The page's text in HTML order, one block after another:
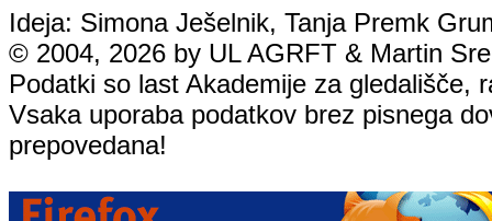
Ideja: Simona Ješelnik, Tanja Premk
© 2004, 2026 by UL AGRFT & Martin
Podatki so last Akademije za gledališče,
Vsaka uporaba podatkov brez pisnega
prepovedana!